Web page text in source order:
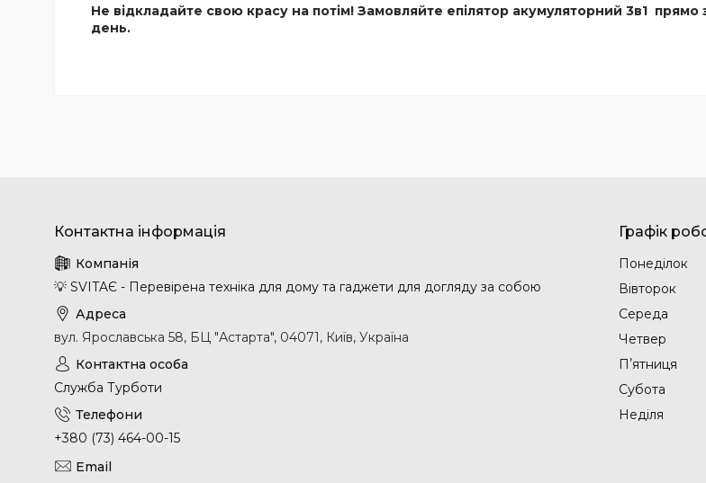
Не відкладайте свою красу на потім! Замовляйте епілятор акумуляторний 3в1
день.
💡 SVITAЄ - Перевірена техніка для дому та гаджети для догляду за собою
вул. Ярославська 58, БЦ "Астарта", 04071, Київ, Україна
Служба Турботи
+380 (73) 464-00-15
Графік
Понеділок
Вівторок
Середа
Четвер
Пʼятниця
Субота
Неділя